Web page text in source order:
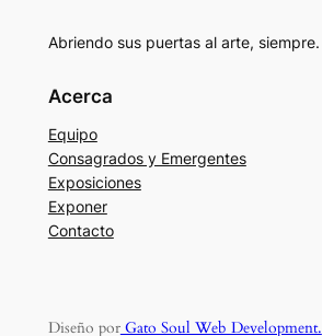
Abriendo sus puertas al arte, siempre.
Acerca
Equipo
Consagrados y Emergentes
Exposiciones
Exponer
Contacto
Diseño porGato Soul Web Development.